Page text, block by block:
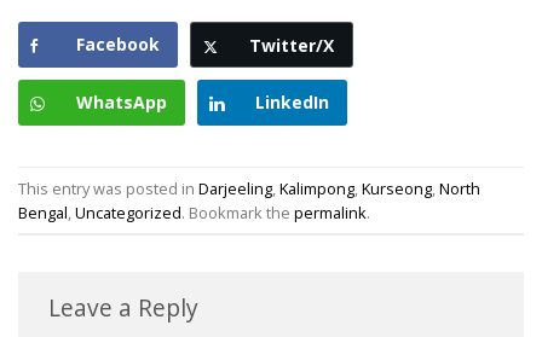
Facebook Twitter/X
WhatsApp LinkedIn
This entry was posted in Darjeeling Kalimpong Kurseong North
Bengal Uncategorized. Bookmark the permalink.
Leave a Reply